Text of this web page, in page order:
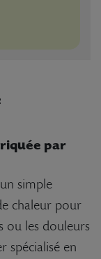
par
simple
chaleur pour
ou les douleurs
spécialisé en